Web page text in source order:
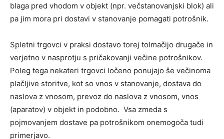
blaga pred vhodom v objekt (npr. večstanovanjski blok) ali
pa jim mora pri dostavi v stanovanje pomagati potrošnik.
Spletni trgovci v praksi dostavo torej tolmačijo drugače in
verjetno v nasprotju s pričakovanji večine potrošnikov.
Poleg tega nekateri trgovci ločeno ponujajo še večinoma
plačljive storitve, kot so vnos v stanovanje, dostava do
naslova z vnosom, prevoz do naslova z vnosom, vnos
(aparatov) v objekt in podobno. Vsa zmeda s
pojmovanjem dostave pa potrošnikom onemogoča tudi
primerjavo.